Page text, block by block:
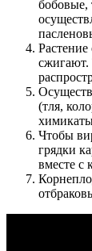
бобовые,
сжигают.
(тля,
Чтобы
грядки
вместе с